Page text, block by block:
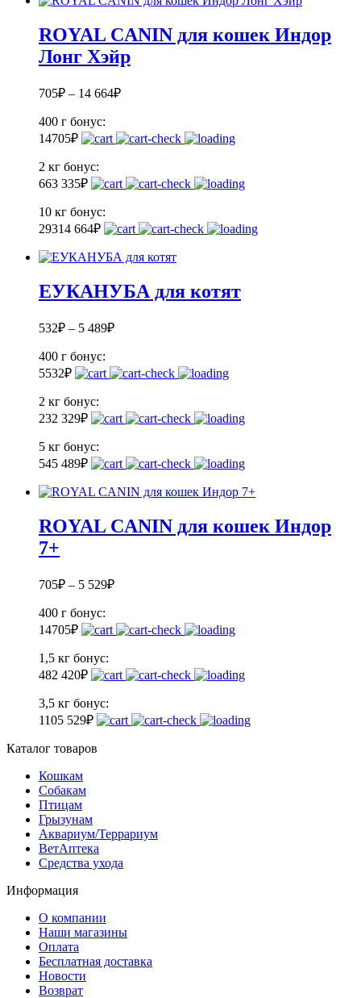
ROYAL CANIN для кошек Индор
Лонг Хэйр
705₽ – 14 664₽
400 г бонус:
14705₽
2 кг бонус:
663 335₽
10 кг бонус:
29314 664₽
ЕУКАНУБА для котят
532₽ – 5 489₽
400 г бонус:
5532₽
2 кг бонус:
232 329₽
5 кг бонус:
545 489₽
ROYAL CANIN для кошек Индор
7+
705₽ – 5 529₽
400 г бонус:
14705₽
1,5 кг бонус:
482 420₽
3,5 кг бонус:
1105 529₽
Каталог товаров
Кошкам
Собакам
Птицам
Грызунам
Аквариум/Террариум
ВетАптека
Средства ухода
Информация
О компании
Наши магазины
Оплата
Бесплатная доставка
Новости
Возврат